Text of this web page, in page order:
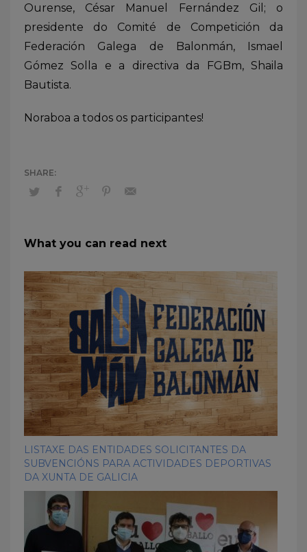
Ourense, César Manuel Fernández Gil; o
presidente do Comité de Competición da
Federación Galega de Balonmán, Ismael
Gómez Solla e a directiva da FGBm, Shaila
Bautista.
Noraboa a todos os participantes!
What you can read next
LISTAXE DAS ENTIDADES SOLICITANTES DA
SUBVENCIÓNS PARA ACTIVIDADES DEPORTIVAS
DA XUNTA DE GALICIA